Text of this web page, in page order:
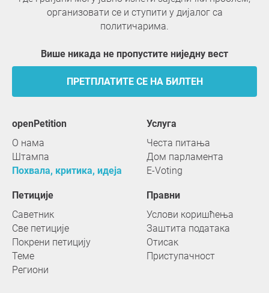
организовати се и ступити у дијалог са
политичарима.
Више никада не пропустите ниједну вест
ПРЕТПЛАТИТЕ СЕ НА БИЛТЕН
openPetition
О нама
Штампа
Похвала, критика, идеја
услуга
Честа питања
Дом парламента
E-Voting
Петиције
Саветник
Све петиције
Покрени петицију
Теме
Региони
Правни
Услови коришћења
Заштита података
Отисак
Приступачност